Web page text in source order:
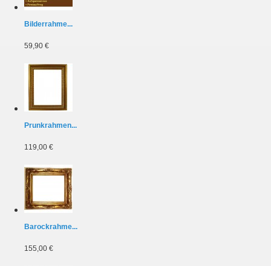
Bilderrahme...
59,90 €
Prunkrahmen...
119,00 €
Barockrahme...
155,00 €